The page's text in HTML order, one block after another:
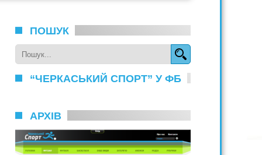
ПОШУК
“ЧЕРКАСЬКИЙ СПОРТ” У ФБ
АРХІВ